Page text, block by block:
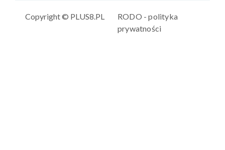
Copyright © PLUS8.PL
RODO - polityka
prywatności